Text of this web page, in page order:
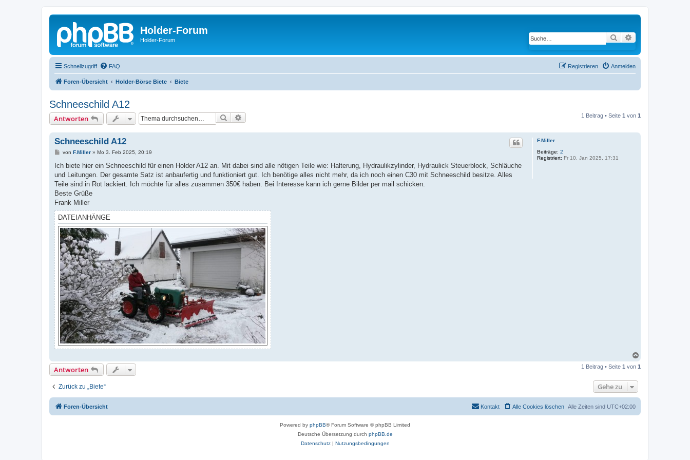
Holder-Forum
Holder-Forum Suche
Schnellzugriff FAQ Anmelden
Registrieren
Foren-Übersicht Holder-Börse Biete Biete
Schneeschild A12
Antworten Suche 1 Beitrag • Seite 1 von 1
F.Miller
Beiträge: 2
Registriert: Fr 10. Jan 2025, 17:31
Schneeschild A12
B
i
r
a
von F.Miller» Mo 3. Feb 2025, 20:19
Ich biete hier ein Schneeschild für einen Holder A12 an. Mit dabei sind alle nötigen Teile wie: Halterung, Hydraulikzylinder, Hydraulick Steuerblock, Schläuche
und Leitungen. Der gesamte Satz ist anbaufertig und funktioniert gut. Ich benötige alles nicht mehr, da ich noch einen C30 mit Schneeschild besitze. Alles
Teile sind in Rot lackiert. Ich möchte für alles zusammen 350€ haben. Bei Interesse kann ich gerne Bilder per mail schicken.
Beste Grüße
Frank Miller
DATEIANHÄNGE
c
Antworten 1 Beitrag • Seite 1 von 1
Zurück zu „Biete“ Gehe zu
Foren-Übersicht Alle Zeiten sind UTC+02:00
Alle Cookies löschen
Kontakt
Powered by phpBB® Forum Software © phpBB Limited
Deutsche Übersetzung durch phpBB.de
Datenschutz| Nutzungsbedingungen